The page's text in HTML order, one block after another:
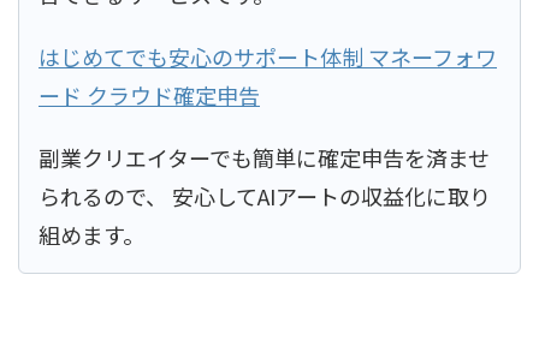
はじめてでも安心のサポート体制 マネーフォワ
ード クラウド確定申告
副業クリエイターでも簡単に確定申告を済ませ
られるので、 安心してAIアートの収益化に取り
組めます。